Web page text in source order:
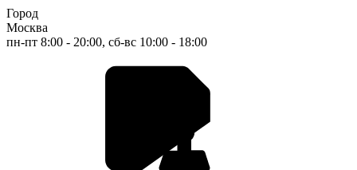
Город
Москва
пн-пт 8:00 - 20:00, сб-вс 10:00 - 18:00